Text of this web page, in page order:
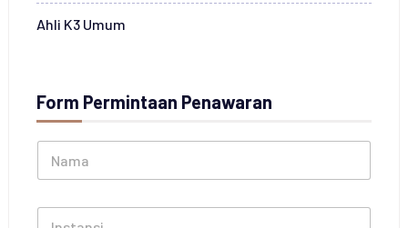
Ahli K3 Umum
Form Permintaan Penawaran
N
m
I